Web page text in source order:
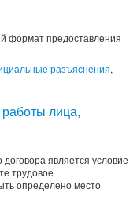
формат предоставления
разъяснения,
лица,
договора является условие
трудовое
определено место